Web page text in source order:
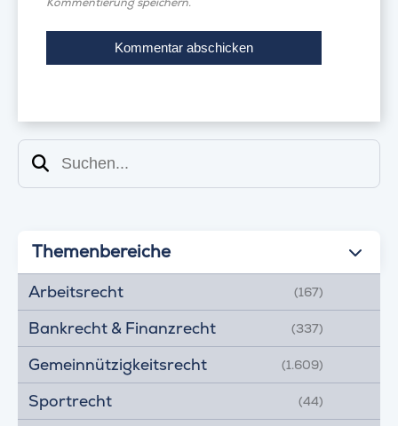
Suchen
Themenbereiche
Arbeitsrecht (167)
Bankrecht & Finanzrecht (337)
Gemeinnützigkeitsrecht (1.609)
Sportrecht (44)